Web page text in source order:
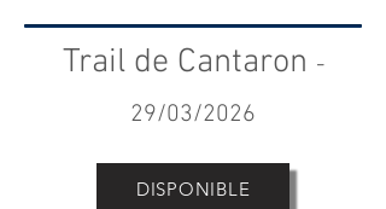
Trail de Cantaron -
29/03/2026
DISPONIBLE